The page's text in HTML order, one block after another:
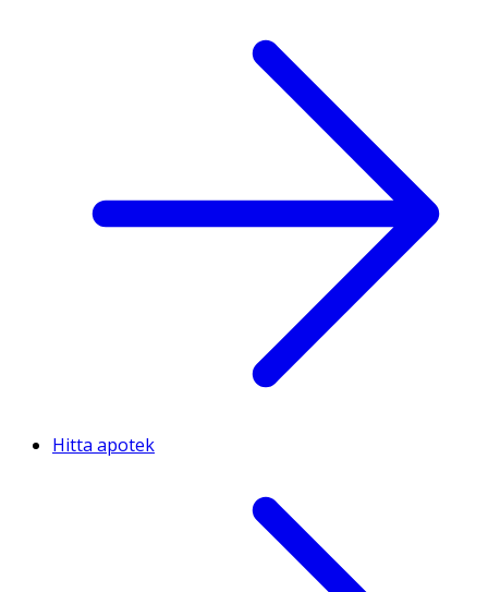
Hitta apotek